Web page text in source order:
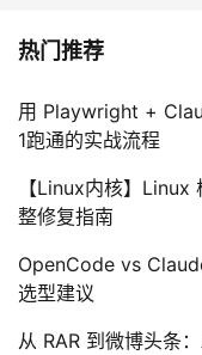
热门推荐
用 Playwright +
1跑通的实战流程
【Linux内核】
整修复指南
OpenCode vs
选型建议
从 RAR 到微博头条